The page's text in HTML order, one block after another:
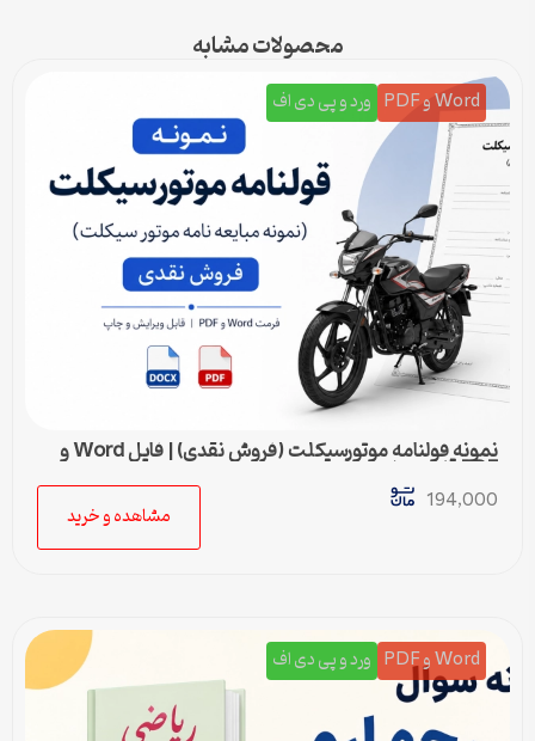
محصولات مشابه
Word و PDF ورد و پی دی اف
نمونه قولنامه موتورسیکلت (فروش نقدی) | فایل Word و
PDF قابل ویرایش
194,000
مشاهده و خرید
Word و PDF ورد و پی دی اف